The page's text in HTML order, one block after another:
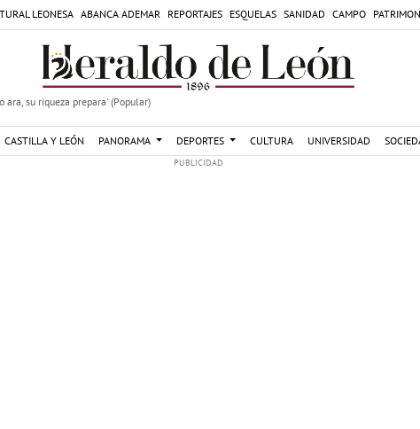
LEONESA ABANCA ADEMAR REPORTAJES ESQUELAS SANIDAD CAMPO
ara, su riqueza prepara' (Popular)
CASTILLA Y LEÓN PANORAMA DEPORTES CULTURA UNIVERSIDAD